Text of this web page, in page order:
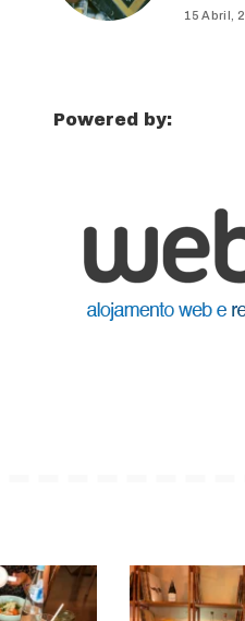
15 Abril,
Powered by: